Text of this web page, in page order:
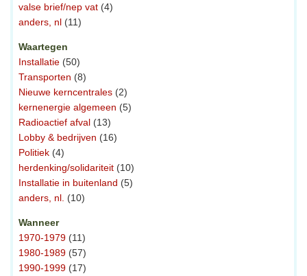
valse brief/nep vat (4)
anders, nl (11)
Waartegen
Installatie (50)
Transporten (8)
Nieuwe kerncentrales (2)
kernenergie algemeen (5)
Radioactief afval (13)
Lobby & bedrijven (16)
Politiek (4)
herdenking/solidariteit (10)
Installatie in buitenland (5)
anders, nl. (10)
Wanneer
1970-1979 (11)
1980-1989 (57)
1990-1999 (17)